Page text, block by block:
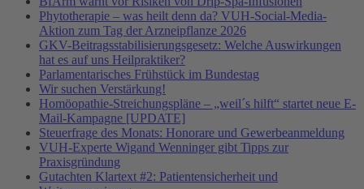
Phytotherapie – was heilt denn da? VUH-Social-Media-
Aktion zum Tag der Arzneipflanze 2026
GKV-Beitragsstabilisierungsgesetz: Welche Auswirkungen
hat es auf uns Heilpraktiker?
Parlamentarisches Frühstück im Bundestag
Wir suchen Verstärkung!
Homöopathie-Streichungspläne – „weil´s hilft“ startet neue E-
Mail-Kampagne [UPDATE]
Steuerfrage des Monats: Honorare und Gewerbeanmeldung
VUH-Experte Wigand Wenninger gibt Tipps zur
Praxisgründung
Gutachten Klartext #2: Patientensicherheit und